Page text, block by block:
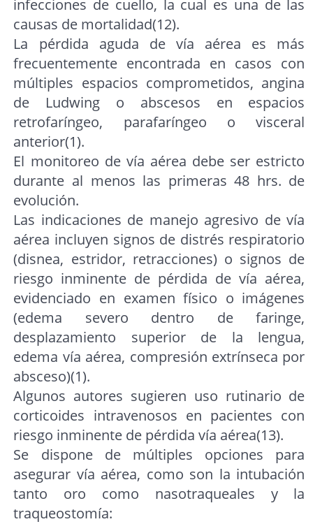
infecciones de cuello, la cual es una de las
causas de mortalidad(12).
La pérdida aguda de vía aérea es más
frecuentemente encontrada en casos con
múltiples espacios comprometidos, angina
de Ludwing o abscesos en espacios
retrofaríngeo, parafaríngeo o visceral
anterior(1).
El monitoreo de vía aérea debe ser estricto
durante al menos las primeras 48 hrs. de
evolución.
Las indicaciones de manejo agresivo de vía
aérea incluyen signos de distrés respiratorio
(disnea, estridor, retracciones) o signos de
riesgo inminente de pérdida de vía aérea,
evidenciado en examen físico o imágenes
(edema severo dentro de faringe,
desplazamiento superior de la lengua,
edema vía aérea, compresión extrínseca por
absceso)(1).
Algunos autores sugieren uso rutinario de
corticoides intravenosos en pacientes con
riesgo inminente de pérdida vía aérea(13).
Se dispone de múltiples opciones para
asegurar vía aérea, como son la intubación
tanto oro como nasotraqueales y la
traqueostomía: